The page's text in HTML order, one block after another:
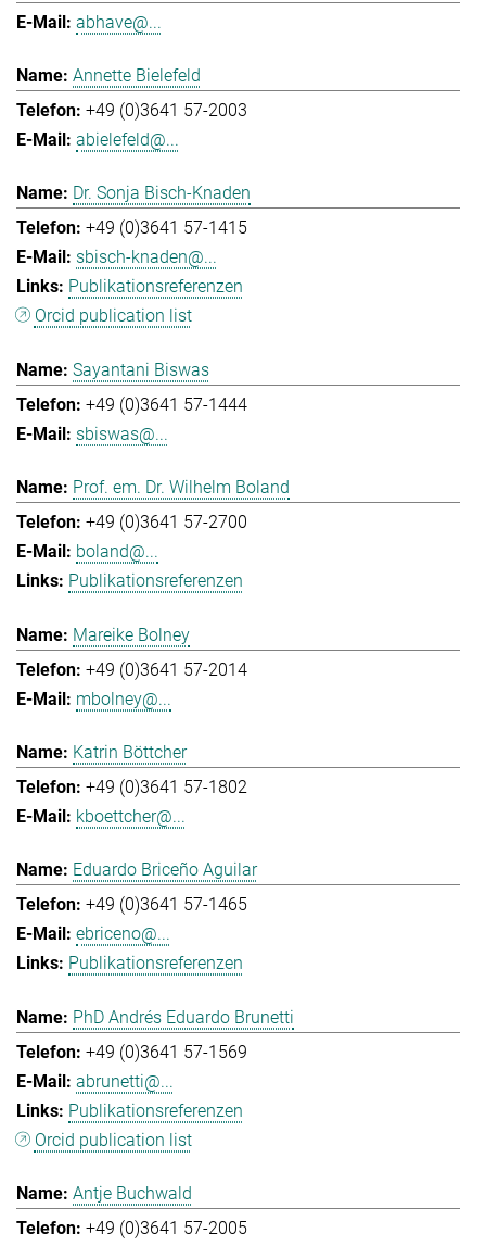
abhave@...
Annette Bielefeld
+49 (0)3641 57-2003
abielefeld@...
Dr. Sonja Bisch-Knaden
+49 (0)3641 57-1415
sbisch-knaden@...
Publikationsreferenzen
Orcid publication list
Sayantani Biswas
+49 (0)3641 57-1444
sbiswas@...
Prof. em. Dr. Wilhelm Boland
+49 (0)3641 57-2700
boland@...
Publikationsreferenzen
Mareike Bolney
+49 (0)3641 57-2014
mbolney@...
Katrin Böttcher
+49 (0)3641 57-1802
kboettcher@...
Eduardo Briceño Aguilar
+49 (0)3641 57-1465
ebriceno@...
Publikationsreferenzen
PhD Andrés Eduardo Brunetti
+49 (0)3641 57-1569
abrunetti@...
Publikationsreferenzen
Orcid publication list
Antje Buchwald
+49 (0)3641 57-2005